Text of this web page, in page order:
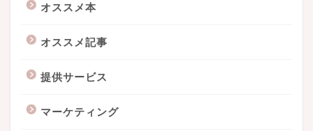
オススメ本
オススメ記事
提供サービス
マーケティング